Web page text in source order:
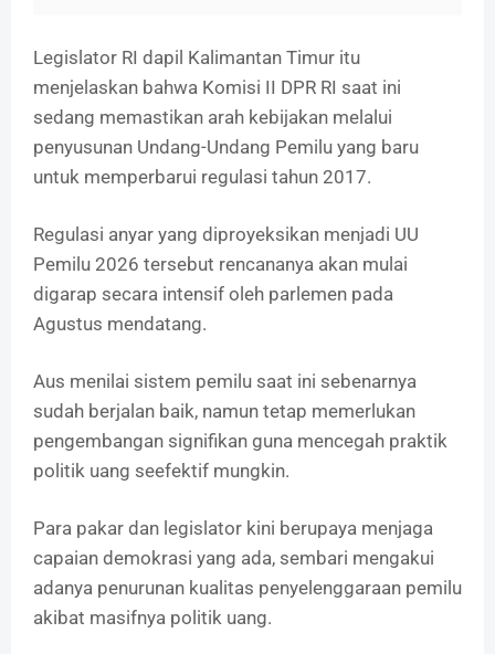
Legislator RI dapil Kalimantan Timur itu
menjelaskan bahwa Komisi II DPR RI saat ini
sedang memastikan arah kebijakan melalui
penyusunan Undang-Undang Pemilu yang baru
untuk memperbarui regulasi tahun 2017.
Regulasi anyar yang diproyeksikan menjadi UU
Pemilu 2026 tersebut rencananya akan mulai
digarap secara intensif oleh parlemen pada
Agustus mendatang.
Aus menilai sistem pemilu saat ini sebenarnya
sudah berjalan baik, namun tetap memerlukan
pengembangan signifikan guna mencegah praktik
politik uang seefektif mungkin.
Para pakar dan legislator kini berupaya menjaga
capaian demokrasi yang ada, sembari mengakui
adanya penurunan kualitas penyelenggaraan pemilu
akibat masifnya politik uang.